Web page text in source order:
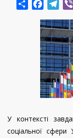
ShareFacebook
У контексті
соціальної сфери